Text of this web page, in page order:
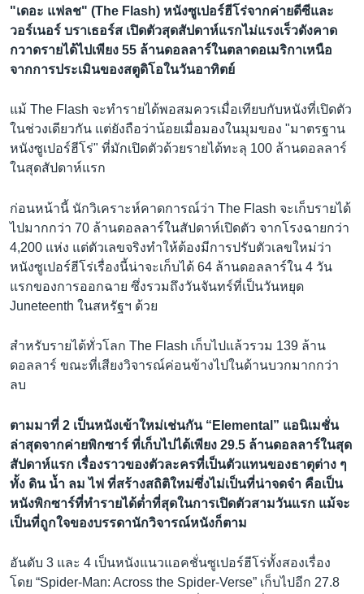
เลือกภาษา
"เดอะ แฟลช" (The Flash) หนังซูเปอร์ฮีโร่จากค่ายดีซีและ
วอร์เนอร์ บราเธอร์ส เปิดตัวสุดสัปดาห์แรกไม่แรงเร็วดังคาด
กวาดรายได้ไปเพียง 55 ล้านดอลลาร์ในตลาดอเมริกาเหนือ
จากการประเมินของสตูดิโอในวันอาทิตย์
แม้ The Flash จะทำรายได้พอสมควรเมื่อเทียบกับหนังที่เปิดตัว
ในช่วงเดียวกัน แต่ยังถือว่าน้อยเมื่อมองในมุมของ "มาตรฐาน
หนังซูเปอร์ฮีโร่" ที่มักเปิดตัวด้วยรายได้ทะลุ 100 ล้านดอลลาร์
ในสุดสัปดาห์แรก
ก่อนหน้านี้ นักวิเคราะห์คาดการณ์ว่า The Flash จะเก็บรายได้
ไปมากกว่า 70 ล้านดอลลาร์ในสัปดาห์เปิดตัว จากโรงฉายกว่า
4,200 แห่ง แต่ตัวเลขจริงทำให้ต้องมีการปรับตัวเลขใหม่ว่า
หนังซูเปอร์ฮีโร่เรื่องนี้น่าจะเก็บได้ 64 ล้านดอลลาร์ใน 4 วัน
แรกของการออกฉาย ซึ่งรวมถึงวันจันทร์ที่เป็นวันหยุด
Juneteenth ในสหรัฐฯ ด้วย
สำหรับรายได้ทั่วโลก The Flash เก็บไปแล้วรวม 139 ล้าน
ดอลลาร์ ขณะที่เสียงวิจารณ์ค่อนข้างไปในด้านบวกมากกว่า
ลบ
ตามมาที่ 2 เป็นหนังเข้าใหม่เช่นกัน “Elemental” แอนิเมชั่น
ล่าสุดจากค่ายพิกซาร์ ที่เก็บไปได้เพียง 29.5 ล้านดอลลาร์ในสุด
สัปดาห์แรก เรื่องราวของตัวละครที่เป็นตัวแทนของธาตุต่าง ๆ
ทั้ง ดิน น้ำ ลม ไฟ ที่สร้างสถิติใหม่ซึ่งไม่เป็นที่น่าจดจำ คือเป็น
หนังพิกซาร์ที่ทำรายได้ต่ำที่สุดในการเปิดตัวสามวันแรก แม้จะ
เป็นที่ถูกใจของบรรดานักวิจารณ์หนังก็ตาม
อันดับ 3 และ 4 เป็นหนังแนวแอคชั่นซูเปอร์ฮีโร่ทั้งสองเรื่อง
โดย “Spider-Man: Across the Spider-Verse” เก็บไปอีก 27.8